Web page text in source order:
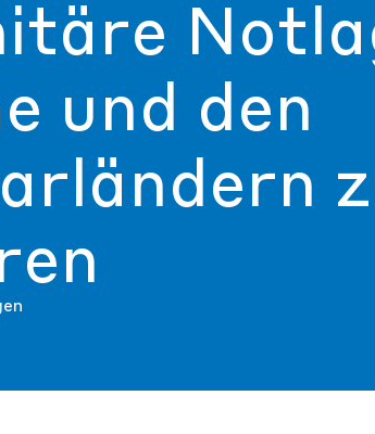
und den